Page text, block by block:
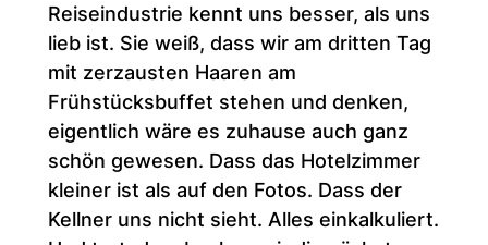
Reiseindustrie kennt uns besser, als uns
lieb ist. Sie weiß, dass wir am dritten Tag
mit zerzausten Haaren am
Frühstücksbuffet stehen und denken,
eigentlich wäre es zuhause auch ganz
schön gewesen. Dass das Hotelzimmer
kleiner ist als auf den Fotos. Dass der
Kellner uns nicht sieht. Alles einkalkuliert.